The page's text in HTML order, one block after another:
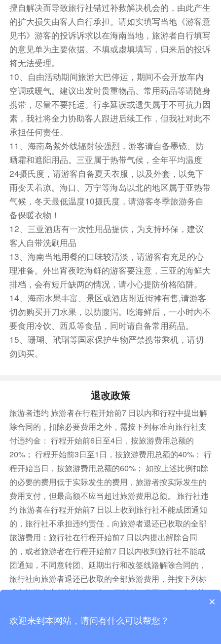
擅自解决而导致旅行社错过补救解决机会的，由此产生
的扩大损失由客人自行承担。请如实填写当地《游客意
见书》游客的投诉诉求以在海南当地，旅游者自行填写
的意见单为主要依据。不填或虚填填写，归来后的投诉
将无法受理。
10、自由活动期间旅游大巴停运，期间不会开放车内
空调或暖气。建议出发时贵重物品、常用药品等请随身
携带，尽量不要托运。行李延误或遗失属于不可抗力因
素，我社将全力协助客人跟进后续工作，但我社对此不
承担任何责任。
11、海南岛紫外线辐射较强烈，游客请自备墨镜、防
晒霜和遮阳用品。三亚属于热带气候，全年平均温度
24摄氏度，请游客自备夏天衣服，以及外套，以免下
雨变天着凉。海口、万宁等海岛以北的地区属于亚热带
气候，冬天最低温度10摄氏度，请游客冬季旅游务自
备保暖衣物！
12、三亚酒店有一次性用品提供，为支持环保，建议
客人自带洗刷用品
13、海南当地用餐的口味较清淡，请游客有充足的心
理准备。外出宵夜吃海鲜的游客要注意，三亚的海鲜大
排档，会有短斤缺两的情况，请小心提防价格陷阱。
14、海南水果丰富、景区或酒店附近街摊有售,请游客
切勿购买开刀水果，以防腹泻。吃海鲜后，一小时内不
要食用冷饮、西瓜等食品，同时请自备常用药品。
15、珊瑚、玳瑁等国家保护生物严禁携带乘机，请切
勿购买。
退改政策
旅游者违约 旅游者在行程开始前7 日以内和行程中提出解
除合同的，扣除必要费用之外，需按下列标准向旅行社支
付违约金： 行程开始前6日至4日，按旅游费用总额的
20%； 行程开始前3日至1日，按旅游费用总额的40%； 行
程开始当日，按旅游费用总额的60%； 如按上述比例扣除
的必要的费用低于实际发生的费用，旅游者按实际发生的
费用支付，但最高额不应当超过旅游费用总额。 旅行社违
约 旅游者在行程开始前7 日以上收到旅行社不能成团通知
的，旅行社不承担违约责任，向旅游者退还已收取的全部
旅游费用；旅行社在行程开始前7 日以内提出解除合同
的，或者旅游者在行程开始前7 日以内收到旅行社不能成
团通知，不同意转团、延期出行和改签线路解除合同的，
旅行社向旅游者退还已收取的全部旅游费用，并按下列标
准向旅游者支付违约金， 行程开始前6 日至4 日，支付旅
旅游费用总额15%的违约金； 行程开始当日，支付旅游费
×
欢迎来到本网站，请问有什么可以帮您？